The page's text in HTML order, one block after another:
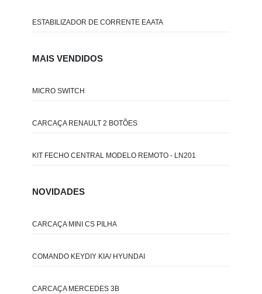
ESTABILIZADOR DE CORRENTE EAATA
MAIS VENDIDOS
MICRO SWITCH
CARCAÇA RENAULT 2 BOTÕES
KIT FECHO CENTRAL MODELO REMOTO - LN201
NOVIDADES
CARCAÇA MINI CS PILHA
COMANDO KEYDIY KIA/ HYUNDAI
CARCAÇA MERCEDES 3B